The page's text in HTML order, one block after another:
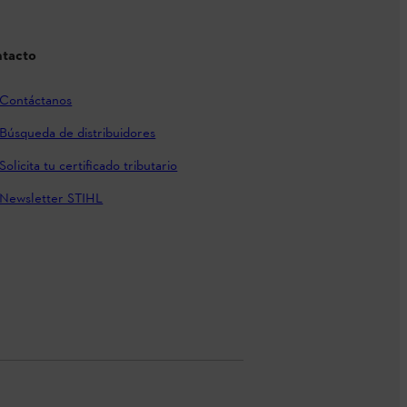
Contáctanos
Búsqueda de distribuidores
Solicita tu certificado tributario
Newsletter STIHL